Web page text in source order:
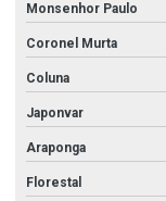
Monsenhor Paulo
Coronel Murta
Coluna
Japonvar
Araponga
Florestal